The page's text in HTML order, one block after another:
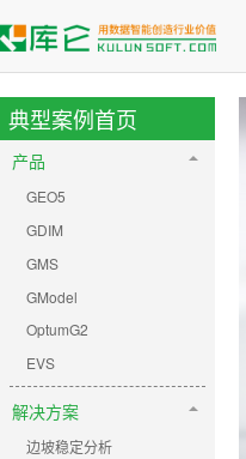
典型案例首页
产品
GEO5
GDIM
GMS
GModel
OptumG2
EVS
解决方案
边坡稳定分析